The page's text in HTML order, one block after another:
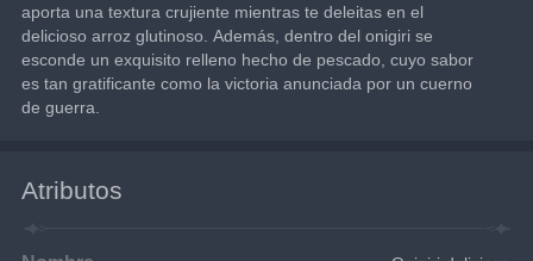
aporta una textura crujiente mientras te deleitas en el
delicioso arroz glutinoso. Además, dentro del onigiri se
esconde un exquisito relleno hecho de pescado, cuyo sabor
es tan gratificante como la victoria anunciada por un cuerno
de guerra.
Atributos